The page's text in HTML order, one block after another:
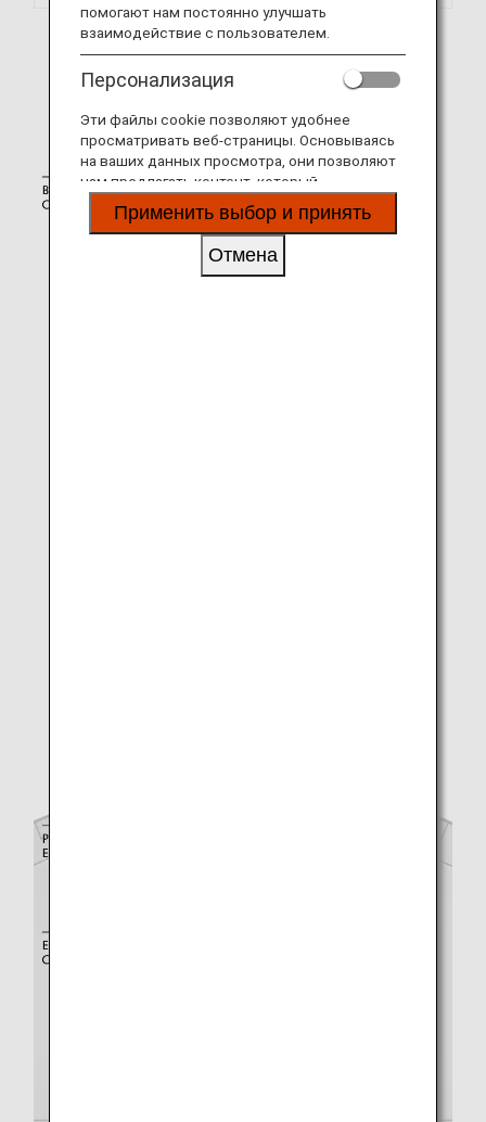
помогают нам постоянно улучшать
взаимодействие с пользователем.
Персонализация
Эти файлы cookie позволяют удобнее
просматривать веб-страницы. Основываясь
на ваших данных просмотра, они позволяют
нам предлагать контент, который
соответствует вашим личным интересам, в
виде веб-сайтов, электронной почты,
Применить выбор и принять
Отмена